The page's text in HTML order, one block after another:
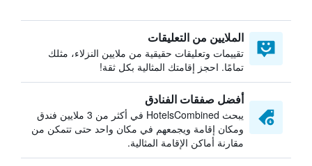
الملايين من التعليقات
تقييمات وتعليقات حقيقية من ملايين النزلاء، مثلك
تمامًا. احجز إقامتك المثالية بكل ثقة!
أفضل صفقات الفنادق
يبحث HotelsCombined في أكثر من 3 ملايين فندق
ومكان إقامة ويجمعهم في مكان واحد حتى تتمكن من
مقارنة أماكن الإقامة المثالية.